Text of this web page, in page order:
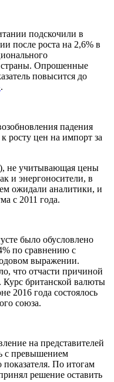
подскочили в
после роста на 2,6% в
страны. Опрошенные
повысится до
.
падения
росту цен на импорт за
не учитывающая цены
и энергоносители, в
ожидали аналитики, и
с 2011 года.
было обусловлено
по сравнению с
выражении.
что отчасти причиной
Курс британской валюты
2016 года состоялось
союза.
на представителей
с превышением
По итогам
решение оставить